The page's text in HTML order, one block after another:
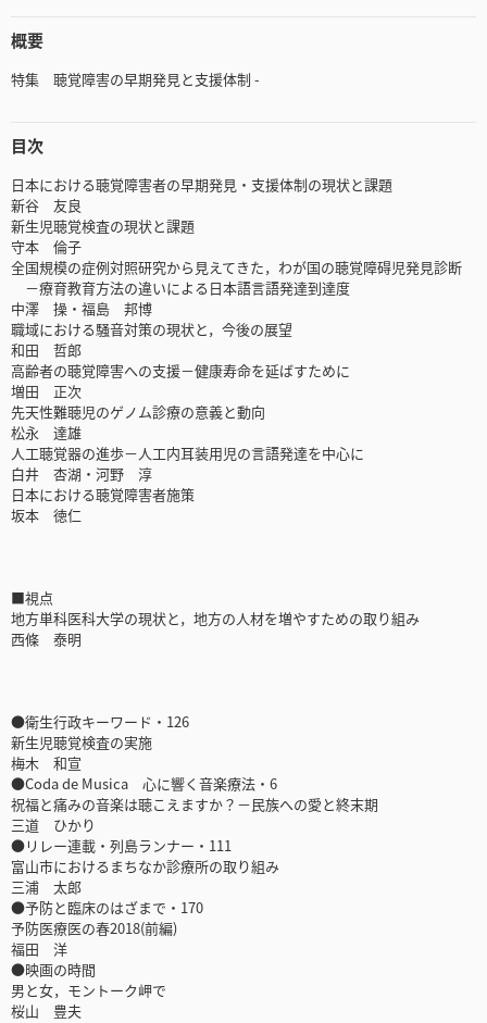
概要
特集 聴覚障害の早期発見と支援体制 -
目次
日本における聴覚障害者の早期発見・支援体制の現状と課題
新谷 友良
新生児聴覚検査の現状と課題
守本 倫子
全国規模の症例対照研究から見えてきた，わが国の聴覚障碍児発見診断
－療育教育方法の違いによる日本語言語発達到達度
中澤 操・福島 邦博
職域における騒音対策の現状と，今後の展望
和田 哲郎
高齢者の聴覚障害への支援－健康寿命を延ばすために
増田 正次
先天性難聴児のゲノム診療の意義と動向
松永 達雄
人工聴覚器の進歩－人工内耳装用児の言語発達を中心に
白井 杏湖・河野 淳
日本における聴覚障害者施策
坂本 徳仁
■視点
地方単科医科大学の現状と，地方の人材を増やすための取り組み
西條 泰明
●衛生行政キーワード・126
新生児聴覚検査の実施
梅木 和宣
●Coda de Musica 心に響く音楽療法・6
祝福と痛みの音楽は聴こえますか？－民族への愛と終末期
三道 ひかり
●リレー連載・列島ランナー・111
富山市におけるまちなか診療所の取り組み
三浦 太郎
●予防と臨床のはざまで・170
予防医療医の春2018(前編)
福田 洋
●映画の時間
男と女，モントーク岬で
桜山 豊夫